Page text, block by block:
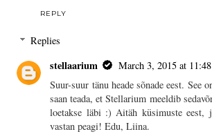
REPLY
Replies
stellaarium
March 3, 2015 at
Suur-suur tänu heade sõnade eest. See
saan teada, et Stellarium meeldib
loetakse läbi :) Aitäh küsimuste eest,
vastan peagi! Edu, Liina.